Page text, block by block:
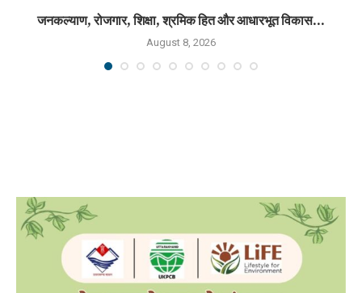
जनकल्याण, रोजगार, शिक्षा, श्रमिक हित और आधारभूत विकास...
August 8, 2026